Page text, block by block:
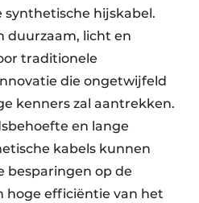
synthetische hijskabel.
duurzaam, licht en
traditionele
die ongetwijfeld
kenners zal aantrekken.
en lange
kabels kunnen
besparingen op de
hoge efficiëntie van het